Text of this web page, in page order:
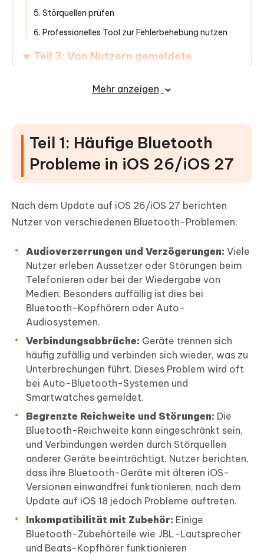
5. Störquellen prüfen
6. Professionelles Tool zur Fehlerbehebung nutzen
Teil 3: Von Nutzern gemeldete
27 helfen könnenMehr anzeigen
Teil 1: Häufige Bluetooth
Probleme in iOS 26/iOS 27
Nach dem Update auf iOS 26/iOS 27 berichten
Nutzer von verschiedenen Bluetooth-Problemen:
Audioverzerrungen und Verzögerungen: Viele
Nutzer erleben Aussetzer oder Störungen beim
Telefonieren oder bei der Wiedergabe von
Medien. Besonders auffällig ist dies bei
Bluetooth-Kopfhörern oder Auto-
Audiosystemen.
Verbindungsabbrüche: Geräte trennen sich
häufig zufällig und verbinden sich wieder, was zu
Unterbrechungen führt. Dieses Problem wird oft
bei Auto-Bluetooth-Systemen und
Smartwatches gemeldet.
Begrenzte Reichweite und Störungen: Die
Bluetooth-Reichweite kann eingeschränkt sein,
und Verbindungen werden durch Störquellen
anderer Geräte beeinträchtigt. Nutzer berichten,
dass ihre Bluetooth-Geräte mit älteren iOS-
Versionen einwandfrei funktionieren, nach dem
Update auf iOS 18 jedoch Probleme auftreten.
Inkompatibilität mit Zubehör: Einige
Bluetooth-Zubehörteile wie JBL-Lautsprecher
und Beats-Kopfhörer funktionieren